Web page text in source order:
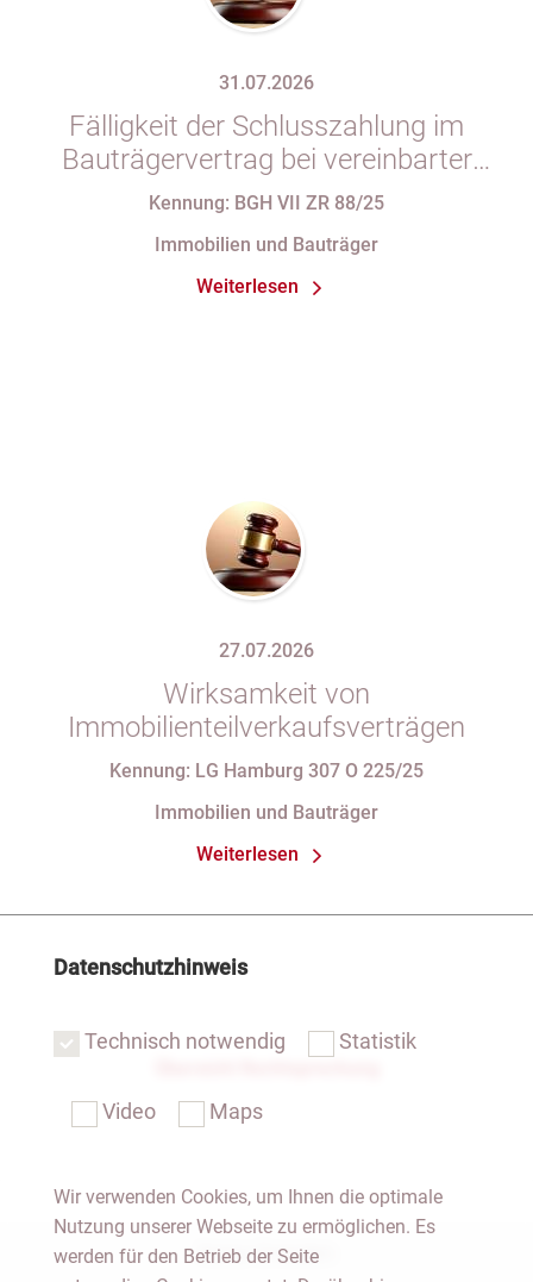
31.07.2026
Fälligkeit der Schlusszahlung im
Bauträgervertrag bei vereinbarter
Zahlung „nach vollständiger
Abnahmeprotokoll festgehaltener
Mängel am Sondereigentum
Kennung: BGH VII ZR 88/25
Immobilien und Bauträger
Weiterlesen
27.07.2026
Wirksamkeit von
Immobilienteilverkaufsverträgen
Kennung: LG Hamburg 307 O 225/25
Immobilien und Bauträger
Weiterlesen
Notar Dresden
Datenschutzhinweis
Technisch notwendig Statistik
Video Maps
Wir verwenden Cookies, um Ihnen die optimale
Nutzung unserer Webseite zu ermöglichen. Es
werden für den Betrieb der Seite